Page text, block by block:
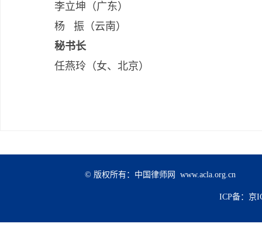
李立坤（广东）
杨 振（云南）
秘书长
任燕玲（女、北京）
© 版权所有：中国律师网 www.acla.org.cn
ICP备：京